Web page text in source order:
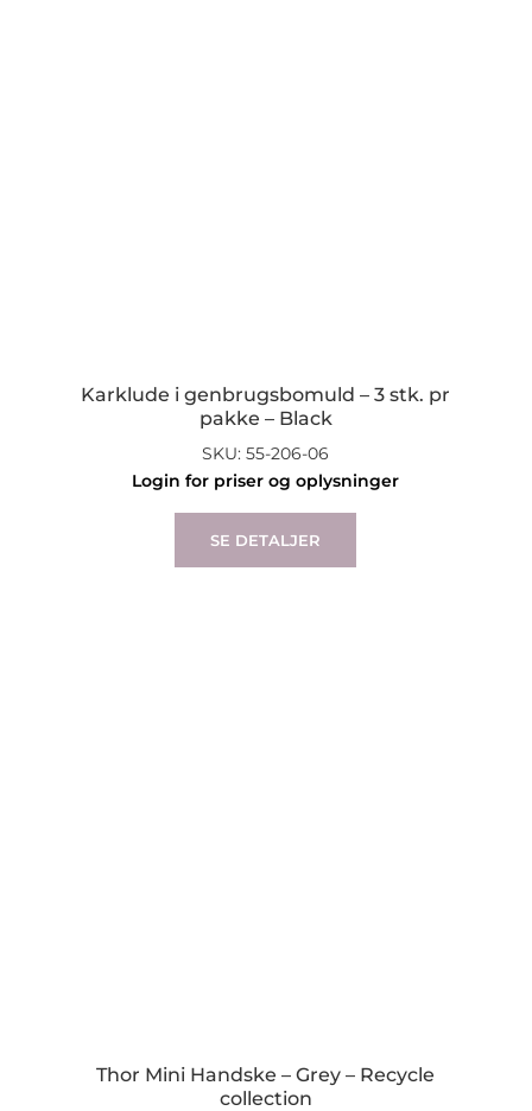
Karklude i genbrugsbomuld – 3 stk. pr
pakke – Black
SKU: 55-206-06
Login for priser og oplysninger
SE DETALJER
Thor Mini Handske – Grey – Recycle
collection